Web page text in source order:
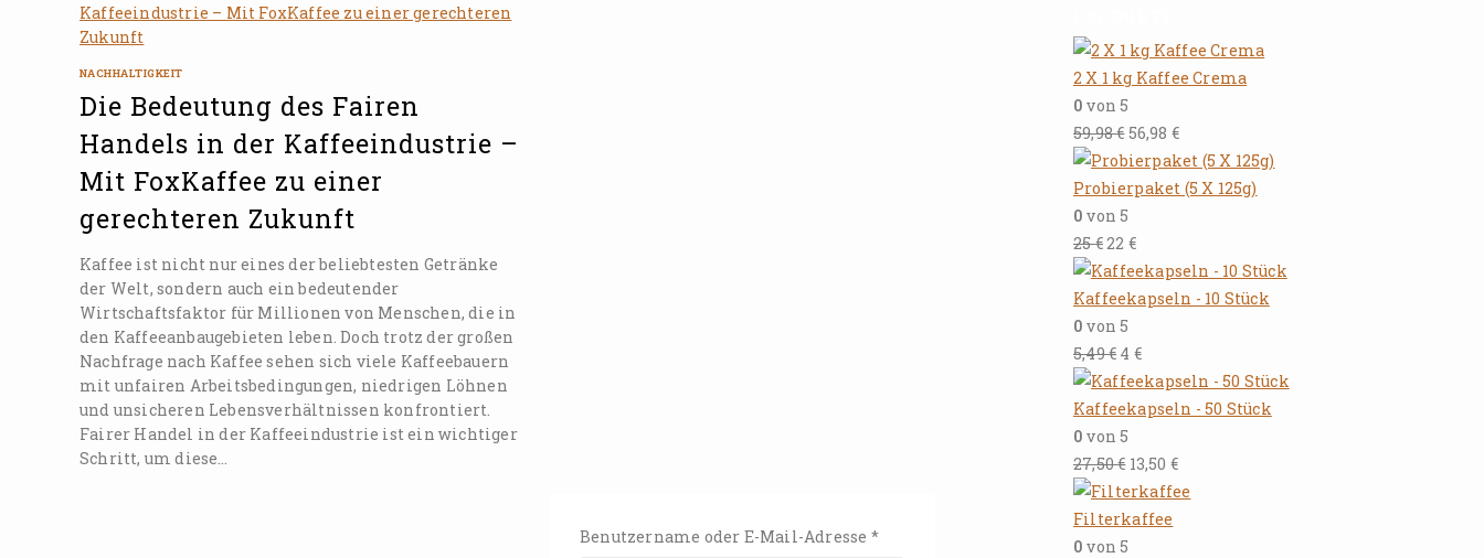
NACHHALTIGKEIT
Die Bedeutung des Fairen
Handels in der Kaffeeindustrie –
Mit FoxKaffee zu einer
gerechteren Zukunft
Kaffee ist nicht nur eines der beliebtesten Getränke
der Welt, sondern auch ein bedeutender
Wirtschaftsfaktor für Millionen von Menschen, die in
den Kaffeeanbaugebieten leben. Doch trotz der großen
Nachfrage nach Kaffee sehen sich viele Kaffeebauern
mit unfairen Arbeitsbedingungen, niedrigen Löhnen
und unsicheren Lebensverhältnissen konfrontiert.
Fairer Handel in der Kaffeeindustrie ist ein wichtiger
Schritt, um diese…
2 X 1 kg Kaffee Crema
0 von 5
59,98€56,98 €
Probierpaket (5 X 125g)
0 von 5
25€ 22 €
Kaffeekapseln - 10 Stück
0 von 5
5,49€4 €
Kaffeekapseln - 50 Stück
0 von 5
27,50€ 13,50 €
Filterkaffee
0 von 5
Benutzername oder E-Mail-Adresse *